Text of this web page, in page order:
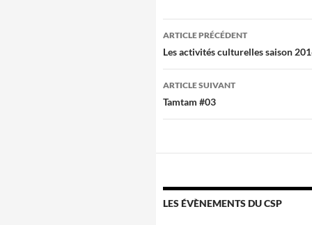
Navigation
des
articles
ARTICLE PRÉCÉDENT
Les activités culturelles saison
ARTICLE SUIVANT
Tamtam #03
LES ÉVÈNEMENTS DU CSP